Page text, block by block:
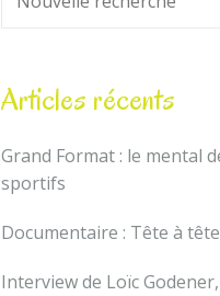
Articles récents
Grand Format : le mental
sportifs
Documentaire : Tête à tête
Interview de Loïc Godener,